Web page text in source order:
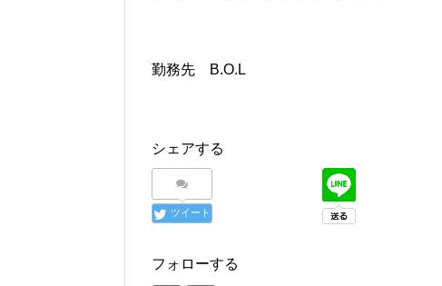
勤務先 B.O.L
シェアする
ツイート
フォローする